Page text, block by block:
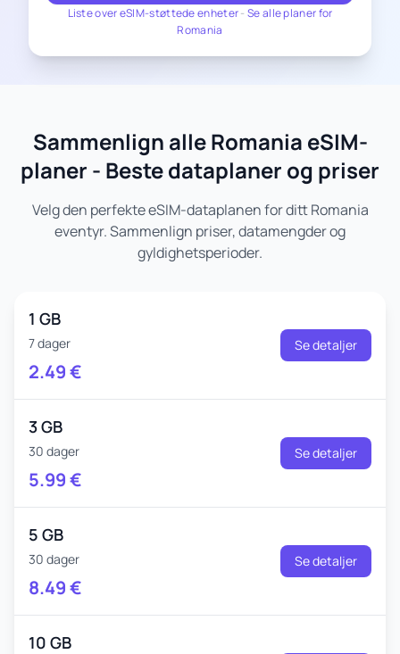
Liste over eSIM-støttede enheter-Se alle planer for
Romania
Sammenlign alle Romania eSIM-
planer - Beste dataplaner og priser
Velg den perfekte eSIM-dataplanen for ditt Romania
eventyr. Sammenlign priser, datamengder og
gyldighetsperioder.
1 GB
7 dager
2.49€
Se detaljer
3 GB
30 dager
5.99€
Se detaljer
5 GB
30 dager
8.49€
Se detaljer
10 GB